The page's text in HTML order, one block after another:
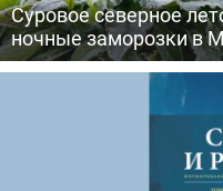
Суровое северное
ночные заморозки в